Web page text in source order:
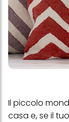
Il piccolo
casa e, se il